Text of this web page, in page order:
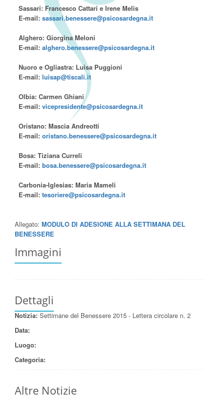
Sassari: Francesco Cattari e Irene Melis
E-mail: sassari.benessere@psicosardegna.it
Alghero: Giorgina Meloni
E-mail: alghero.benessere@psicosardegna.it
Nuoro e Ogliastra: Luisa Puggioni
E-mail: luisap@tiscali.it
Olbia: Carmen Ghiani
E-mail: vicepresidente@psicosardegna.it
Oristano: Mascia Andreotti
E-mail: oristano.benessere@psicosardegna.it
Bosa: Tiziana Curreli
E-mail: bosa.benessere@psicosardegna.it
Carbonia-Iglesias: Maria Mameli
E-mail: tesoriere@psicosardegna.it
Allegato: MODULO DI ADESIONE ALLA SETTIMANA DEL
BENESSERE
Immagini
Dettagli
Notizia: Settimane del Benessere 2015 - Lettera circolare n. 2
Data:
Luogo:
Categoria:
Altre Notizie